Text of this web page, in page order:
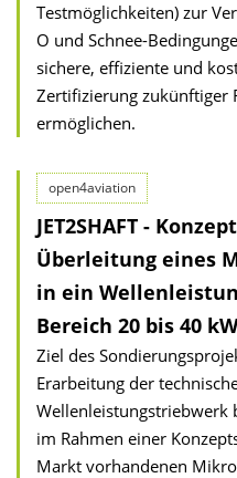
Testmöglichkeiten) zur
O und Schnee-
sichere, effiziente und
Zertifizierung zukünftiger
ermöglichen.
open4aviation
JET2SHAFT -
Überleitung eines
in ein
Bereich 20 bis 40 kW
Ziel des
Erarbeitung der
Wellenleistungstriebwerk
im Rahmen einer
Markt vorhandenen